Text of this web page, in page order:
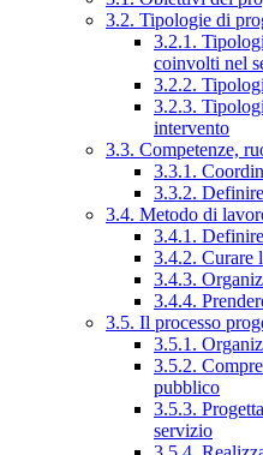
3.2. Tipologie di
3.2.1.
coinvolti nel
3.2.2.
3.2.3.
intervento
3.3. Competenze,
3.3.1.
3.3.2.
3.4. Metodo di
3.4.1.
3.4.2. Curare
3.4.3.
3.4.4.
3.5. Il processo
3.5.1.
3.5.2.
pubblico
3.5.3.
servizio